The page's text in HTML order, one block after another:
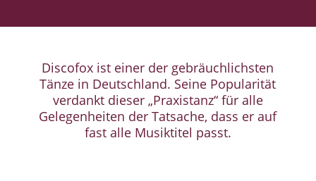
Discofox ist einer der gebräuchlichsten
Tänze in Deutschland. Seine Popularität
verdankt dieser „Praxistanz“ für alle
Gelegenheiten der Tatsache, dass er auf
fast alle Musiktitel passt.